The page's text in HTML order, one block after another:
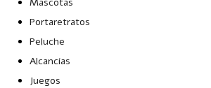
Portaretratos
Peluche
Alcancias
Juegos